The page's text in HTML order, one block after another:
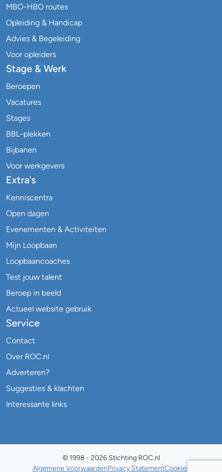
MBO-HBO routes
Opleiding & Handicap
Advies & Begeleiding
Voor opleiders
Stage & Werk
Beroepen
Vacatures
Stages
BBL-plekken
Bijbanen
Voor werkgevers
Extra's
Kenniscentra
Open dagen
Evenementen & Activiteiten
Mijn Loopbaan
Loopbaancoaches
Test jouw talent
Beroep in beeld
Actueel website gebruik
Service
Contact
Over ROC.nl
Adverteren?
Suggesties & klachten
Interessante links
© 1998 - 2026 Stichting ROC.nl
Algemene VoorwaardenPrivacy StatementCookies